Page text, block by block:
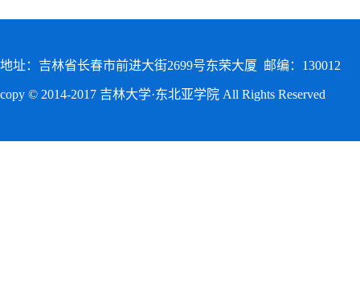
地址：吉林省长春市前进大街2699号东荣大厦 邮编：130012
copy © 2014-2017 吉林大学·东北亚学院 All Rights Reserved